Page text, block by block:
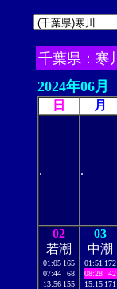
千葉県：寒
2024年06月
日 月
. .
02
若潮
01:05 165
07:44
68
13:56 155
03
中潮
01:51 172
08:28
42
15:15 171